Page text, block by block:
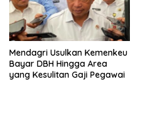
Mendagri Usulkan Kemenkeu
Bayar DBH Hingga Area
yang Kesulitan Gaji Pegawai